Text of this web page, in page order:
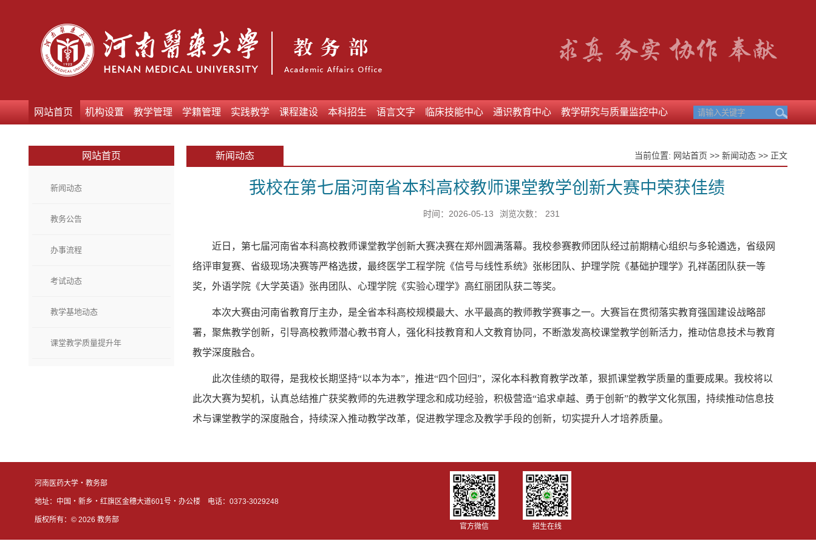
网站首页 机构设置 教学管理 学籍管理 实践教学 课程建设 本科招生 语言文字 临床技能中心 通识教育中心 教学研究与质量监控中心
网站首页
新闻动态
教务公告
办事流程
考试动态
教学基地动态
课堂教学质量提升年
新闻动态 当前位置: 网站首页 >> 新闻动态 >> 正文
我校在第七届河南省本科高校教师课堂教学创新大赛中荣获佳绩
时间：2026-05-13 浏览次数： 231
近日，第七届河南省本科高校教师课堂教学创新大赛决赛在郑州圆满落幕。我校参赛教师团队经过前期精心组织与多轮遴选，省级网
络评审复赛、省级现场决赛等严格选拔，最终医学工程学院《信号与线性系统》张彬团队、护理学院《基础护理学》孔祥菡团队获一等
奖，外语学院《大学英语》张冉团队、心理学院《实验心理学》高红丽团队获二等奖。
本次大赛由河南省教育厅主办，是全省本科高校规模最大、水平最高的教师教学赛事之一。大赛旨在贯彻落实教育强国建设战略部
署，聚焦教学创新，引导高校教师潜心教书育人，强化科技教育和人文教育协同，不断激发高校课堂教学创新活力，推动信息技术与教育
教学深度融合。
此次佳绩的取得，是我校长期坚持“以本为本”，推进“四个回归”，深化本科教育教学改革，狠抓课堂教学质量的重要成果。我校将以
此次大赛为契机，认真总结推广获奖教师的先进教学理念和成功经验，积极营造“追求卓越、勇于创新”的教学文化氛围，持续推动信息技
术与课堂教学的深度融合，持续深入推动教学改革，促进教学理念及教学手段的创新，切实提升人才培养质量。
河南医药大学・教务部
地址：中国・新乡・红旗区金穗大道601号・办公楼 电话：0373-3029248
版权所有：© 2026 教务部
官方微信 招生在线